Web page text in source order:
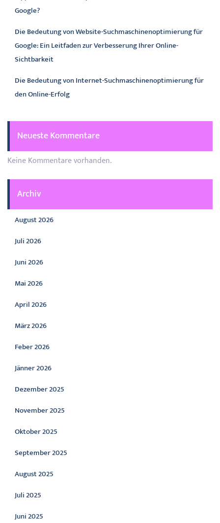
Google?
Die Bedeutung von Website-Suchmaschinenoptimierung für
Google: Ein Leitfaden zur Verbesserung Ihrer Online-
Sichtbarkeit
Die Bedeutung von Internet-Suchmaschinenoptimierung für
den Online-Erfolg
Neueste Kommentare
Keine Kommentare vorhanden.
Archiv
August 2026
Juli 2026
Juni 2026
Mai 2026
April 2026
März 2026
Feber 2026
Jänner 2026
Dezember 2025
November 2025
Oktober 2025
September 2025
August 2025
Juli 2025
Juni 2025